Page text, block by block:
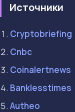
Источники
Cryptobriefing
Cnbc
Coinalertnews
Banklesstimes
Autheo